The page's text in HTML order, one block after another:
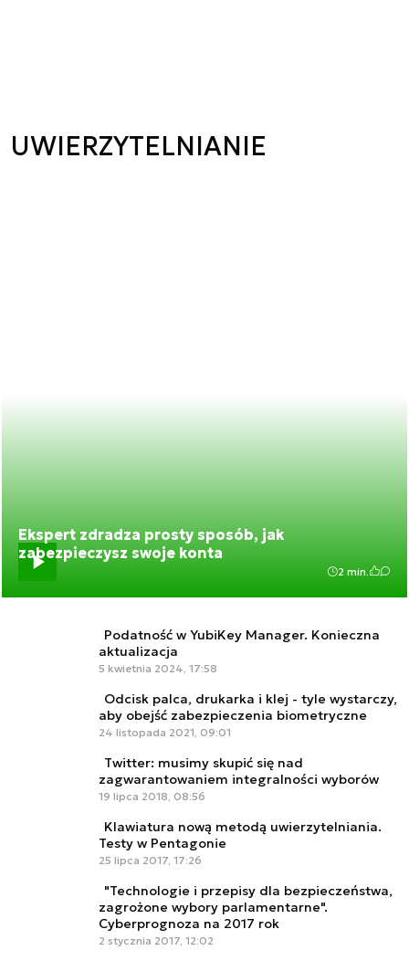
UWIERZYTELNIANIE
Ekspert zdradza prosty sposób, jak
zabezpieczysz swoje konta
2 min.
Podatność w YubiKey Manager. Konieczna
aktualizacja
5 kwietnia 2024, 17:58
Odcisk palca, drukarka i klej - tyle wystarczy,
aby obejść zabezpieczenia biometryczne
24 listopada 2021, 09:01
Twitter: musimy skupić się nad
zagwarantowaniem integralności wyborów
19 lipca 2018, 08:56
Klawiatura nową metodą uwierzytelniania.
Testy w Pentagonie
25 lipca 2017, 17:26
"Technologie i przepisy dla bezpieczeństwa,
zagrożone wybory parlamentarne".
Cyberprognoza na 2017 rok
2 stycznia 2017, 12:02